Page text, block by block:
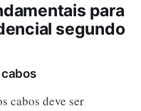
para
segundo
cabos deve ser